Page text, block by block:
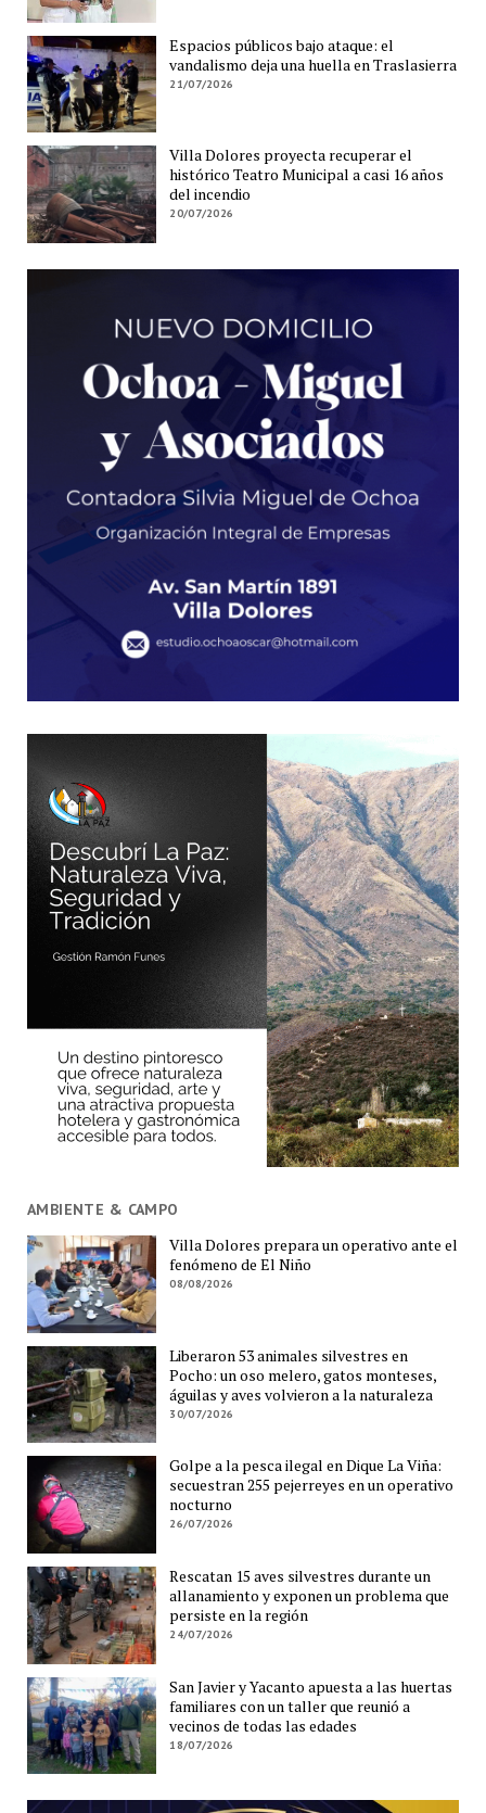
Espacios públicos bajo ataque: el
vandalismo deja una huella en Traslasierra
21/07/2026
Villa Dolores proyecta recuperar el
histórico Teatro Municipal a casi 16 años
del incendio
20/07/2026
AMBIENTE & CAMPO
Villa Dolores prepara un operativo ante el
fenómeno de El Niño
08/08/2026
Liberaron 53 animales silvestres en
Pocho: un oso melero, gatos monteses,
águilas y aves volvieron a la naturaleza
30/07/2026
Golpe a la pesca ilegal en Dique La Viña:
secuestran 255 pejerreyes en un operativo
nocturno
26/07/2026
Rescatan 15 aves silvestres durante un
allanamiento y exponen un problema que
persiste en la región
24/07/2026
San Javier y Yacanto apuesta a las huertas
familiares con un taller que reunió a
vecinos de todas las edades
18/07/2026